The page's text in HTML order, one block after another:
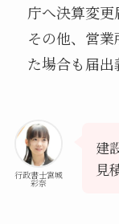
庁へ決算変更
その他、営
た場合も届出
行政書士宮城
彩奈
建
見